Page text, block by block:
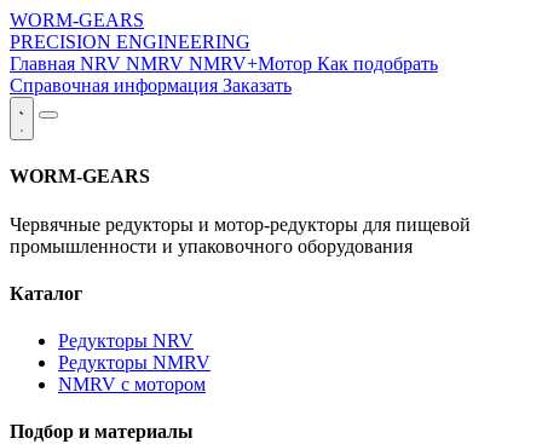
WORM-GEARS
PRECISION ENGINEERING
Главная NRV NMRV NMRV+Мотор Как подобрать
Справочная информация Заказать
WORM-GEARS
Червячные редукторы и мотор-редукторы для пищевой
промышленности и упаковочного оборудования
Каталог
Редукторы NRV
Редукторы NMRV
NMRV с мотором
Подбор и материалы